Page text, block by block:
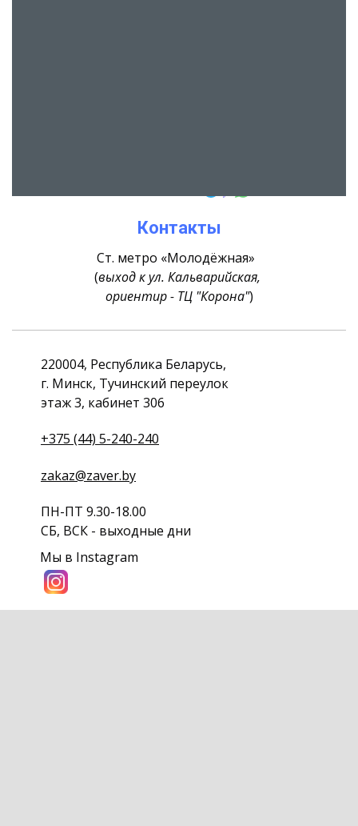
Контакты
Ст. метро «Молодёжная»
(выход к ул. Кальварийская,
ориентир - ТЦ "Корона")
220004, Республика Беларусь,
г. Минск, Тучинский переулок
этаж 3, кабинет 306
+375 (44) 5-240-240
zakaz@zaver.by
ПН-ПТ 9.30-18.00
СБ, ВСК - выходные дни
Мы в Instagram